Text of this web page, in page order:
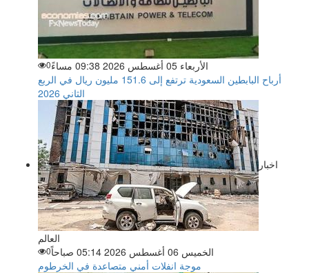
الأربعاء 05 أغسطس 2026 09:38 مساءً 0
أرباح البابطين السعودية ترتفع إلى 151.6 مليون ريال في الربع
الثاني 2026
اخبار
العالم
الخميس 06 أغسطس 2026 05:14 صباحاً
0
موجة انفلات أمني متصاعدة في الخرطوم